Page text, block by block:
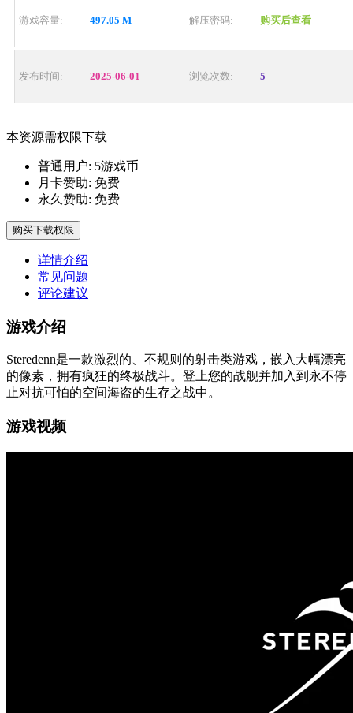
游戏容量: 497.05 M 解压密码: 购买后查看
发布时间: 2025-06-01 浏览次数: 5
本资源需权限下载
普通用户: 5游戏币
月卡赞助: 免费
永久赞助: 免费
购买下载权限
详情介绍
常见问题
评论建议
游戏介绍
Steredenn是一款激烈的、不规则的射击类游戏，嵌入大幅漂亮
的像素，拥有疯狂的终极战斗。登上您的战舰并加入到永不停
止对抗可怕的空间海盗的生存之战中。
游戏视频